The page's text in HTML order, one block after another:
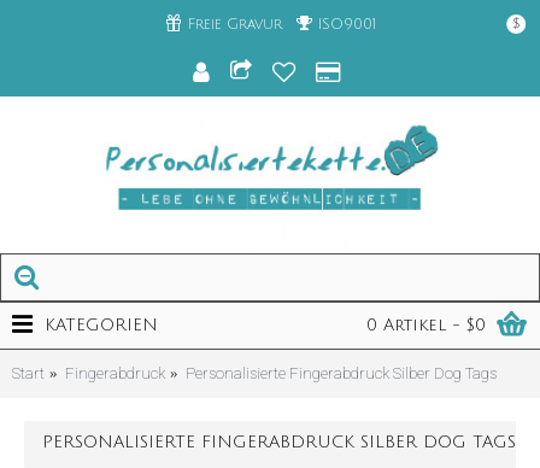
Freie Gravur ISO9001 $
0 Artikel - $0
KATEGORIEN
Start Fingerabdruck Personalisierte Fingerabdruck Silber Dog Tags
PERSONALISIERTE FINGERABDRUCK SILBER DOG TAGS